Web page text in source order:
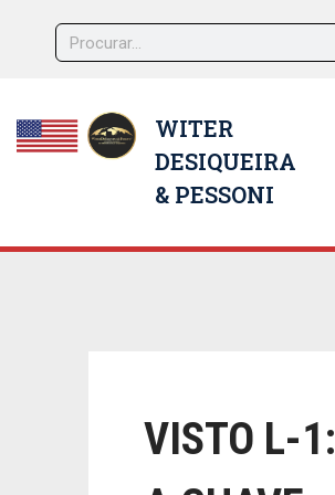
WITER
DESIQUEIRA
& PESSONI
VISTO L-1: